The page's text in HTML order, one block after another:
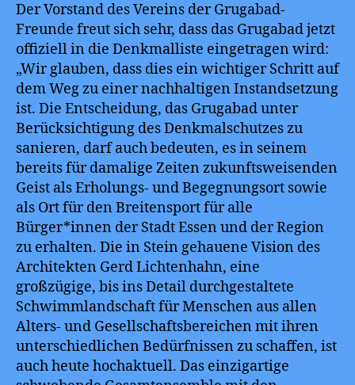
Der Vorstand des Vereins der Grugabad-
Freunde freut sich sehr, dass das Grugabad jetzt
offiziell in die Denkmalliste eingetragen wird:
„Wir glauben, dass dies ein wichtiger Schritt auf
dem Weg zu einer nachhaltigen Instandsetzung
ist. Die Entscheidung, das Grugabad unter
Berücksichtigung des Denkmalschutzes zu
sanieren, darf auch bedeuten, es in seinem
bereits für damalige Zeiten zukunftsweisenden
Geist als Erholungs- und Begegnungsort sowie
als Ort für den Breitensport für alle
Bürger*innen der Stadt Essen und der Region
zu erhalten. Die in Stein gehauene Vision des
Architekten Gerd Lichtenhahn, eine
großzügige, bis ins Detail durchgestaltete
Schwimmlandschaft für Menschen aus allen
Alters- und Gesellschaftsbereichen mit ihren
unterschiedlichen Bedürfnissen zu schaffen, ist
auch heute hochaktuell. Das einzigartige